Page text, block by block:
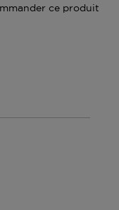
ce produit